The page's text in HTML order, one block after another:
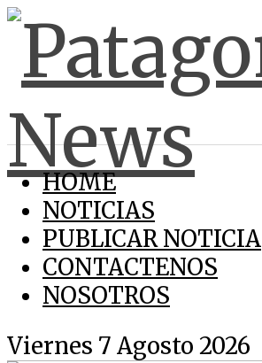
HOME
NOTICIAS
PUBLICAR NOTICIA
CONTACTENOS
NOSOTROS
Viernes 7 Agosto 2026